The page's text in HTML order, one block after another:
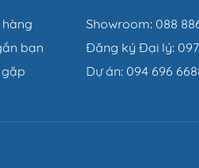
hàng
bạn
Showroom: 088
Đăng ký Đại lý:
Dự án: 094 696